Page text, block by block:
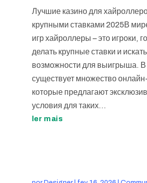
Лучшие казино для
крупными ставками 2025В
игр хайроллеры – это игроки,
делать крупные ставки и
возможности для выигрыша. В
существует множество
которые предлагают
условия для таких...
ler mais